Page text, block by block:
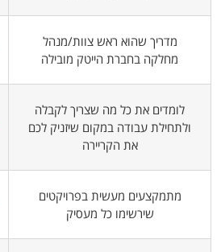
מדריך שהוא ראש צוות/מנהל
מחלקה בחברת הייטק מובילה
לומדים את כל מה שצריך לקבלה
ולתחילת עבודה במקום שיזניק לכם
את הקריירה
מתמקצעים מעשית בפרויקטים
שירשימו כל מעסיק